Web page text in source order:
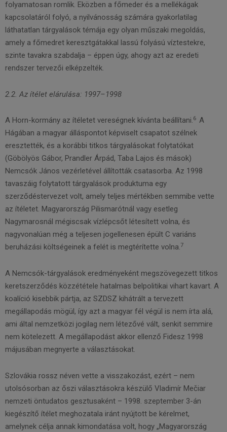
folyamatosan romlik. Eközben a főmeder és a mellékágak
kapcsolatáról folyó, a nyilvánosság számára gyakorlatilag
láthatatlan tárgyalások témája egy olyan műszaki megoldás,
amely a főmedret keresztgátakkal lassú folyású víztestekre,
szinte tavakra szabdalja – éppen úgy, ahogy azt az eredeti
rendszer tervezői elképzelték.
2.2. Az ítélet elárulása: 1997–1998
A Horn-kormány az ítéletet vereségnek kívánta beállítani.6 A
Hágában a magyar álláspontot képviselt csapatot szélnek
eresztették, és a korábbi titkos tárgyalásokat folytatókat
(Göbölyös Gábor, Prandler Árpád, Taba Lajos és mások)
Nemcsók János vezérletével állították csatasorba. Az 1998
tavaszáig folytatott tárgyalások produktuma egy
szerződéstervezet volt, amely teljes mértékben semmibe vette
az ítéletet. Magyarország Pilismarótnál vagy esetleg
Nagymarosnál mégiscsak vízlépcsőt létesített volna, és
nagyvonalúan még a teljesen jogellenesen épült C variáns
beruházási költségeinek a felét is megtérítette volna.7
A Nemcsók-tárgyalások eredményeként megszövegezett titkos
keretszerződés közzététele hatalmas belpolitikai vihart kavart. A
koalíció kisebbik pártja, az SZDSZ kihátrált a tervezett
megállapodás mögül, így azt a magyar fél végül is nem írta alá,
ami által nemzetközi jogilag nem létezővé vált, senkit semmire
nem kötelezett. A megállapodást akkor ellenző Fidesz 1998
májusában megnyerte a választásokat.
Szlovákia rossz néven vette a visszakozást, ezért – nem
utolsósorban az őszi választásokra készülő Vladimír Mečiar
nemzeti öntudatos gesztusaként – 1998. szeptember 3-án
kiegészítő ítélet meghozatala iránt nyújtott be kérelmet,
amelynek célja annak kimondatása volt, hogy „Magyarország